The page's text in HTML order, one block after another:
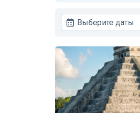
Выберите даты